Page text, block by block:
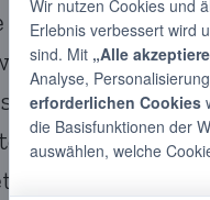
Gewähr
Die
Seiten ist